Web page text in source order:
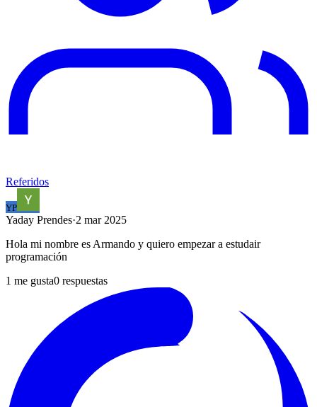
Referidos
YP
Yaday Prendes·2 mar 2025
Hola mi nombre es Armando y quiero empezar a estudair
programación
1 me gusta0 respuestas